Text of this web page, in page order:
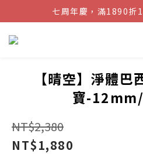
結帳金額滿
七周年慶，滿1890
點我加入官方LINE帳
【晴空】淨體
寶-
NT$2,380
NT$1,880